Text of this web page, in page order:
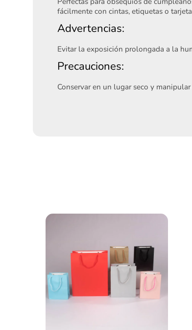
fácilmente con cintas, etiquetas o
Advertencias:
Evitar la exposición prolongada a la
Precauciones:
Conservar en un lugar seco y